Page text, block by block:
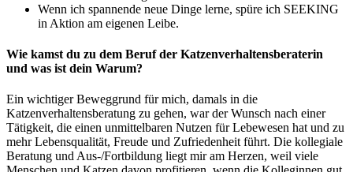
Wenn ich spannende neue Dinge lerne, spüre ich SEEKING
in Aktion am eigenen Leibe.
Wie kamst du zu dem Beruf der Katzenverhaltensberaterin
und was ist dein Warum?
Ein wichtiger Beweggrund für mich, damals in die
Katzenverhaltensberatung zu gehen, war der Wunsch nach einer
Tätigkeit, die einen unmittelbaren Nutzen für Lebewesen hat und zu
mehr Lebensqualität, Freude und Zufriedenheit führt. Die kollegiale
Beratung und Aus-/Fortbildung liegt mir am Herzen, weil viele